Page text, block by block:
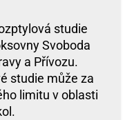
studie
Svoboda
a Přívozu.
studie může za
limitu v oblasti